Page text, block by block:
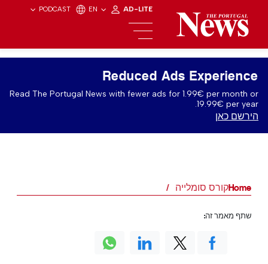
PODCAST EN AD-LITE
Reduced Ads Experience
Read The Portugal News with fewer ads for 1.99€ per month or
19.99€ per year.
הירשם כאן
Homeקורס סומלייה
שתף מאמר זה: